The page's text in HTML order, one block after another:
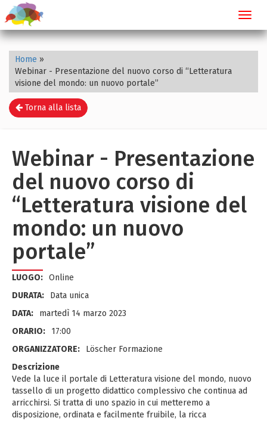
Home »
Webinar - Presentazione del nuovo corso di “Letteratura
visione del mondo: un nuovo portale”
Torna alla lista
Webinar - Presentazione
del nuovo corso di
“Letteratura visione del
mondo: un nuovo
portale”
LUOGO: Online
DURATA:
Data unica
DATA:
martedì 14 marzo 2023
ORARIO:
17:00
ORGANIZZATORE:
Löscher Formazione
Descrizione
Vede la luce il portale di Letteratura visione del mondo, nuovo
tassello di un progetto didattico complessivo che continua ad
arricchirsi. Si tratta di uno spazio in cui metteremo a
disposizione, ordinata e facilmente fruibile, la ricca